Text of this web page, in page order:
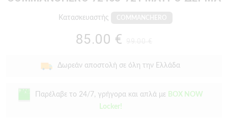
Κατασκευαστής
85.00 €
Δωρεάν αποστολή σε όλη την Ελλάδα
Παρέλαβε το 24/7, γρήγορα και απλά με BOX NOW
Locker!